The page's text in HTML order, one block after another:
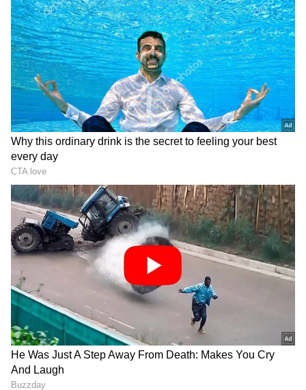
ಈ ಬಗ್ಗೆ ಸರಣಿ ಟ್ವೀಟ್ ಮಾಡಿರುವ ಕುಮಾರಸ್ವಾಮಿ,
ಅಸೆಂಬ್ಲಿಯಲ್ಲಿ ನಿರ್ಣಯ ಕೈಗೊಳ್ಳುತ್ತೇವೆ. ನಾವು ನೀಟ್
ವಿರೋಧಿಸುತ್ತೇವೆ. ಮಕ್ಕಳ ಜೀವಕ್ಕೆ ಕುಣಿಕೆ ಬಿಗಿದು ಕಂಡವರ
ಜೇಬು ಭರ್ತಿ ಮಾಡುವ ಈ ದಂಧೆ ಬೇಕಿಲ್ಲ. ಅದಕ್ಕೆ
ಚರಮಗೀತೆ ಹಾಡುತ್ತವೆ ಎಂದಿದ್ದಾರೆ.
ಕುಮಾರಸ್ವಾಮಿ ಸರಣಿ ಟ್ವೀಟ್
ಪ್ರಶ್ನೆ ಮಾಡಿದರೆ ದ್ರೋಹವೇ? ಧನದಾಹವೇ? ಕರ್ನಾಟಕದ
ಉನ್ನತ ಶಿಕ್ಷಣ ಸಚಿವರು ಕಟ್ಟಿರುವ ಈ ಹಣಿಪಟ್ಟಿ ಬಗ್ಗೆ ಏನೂ
ಹೇಳಬೇಕೋ ಕಾಣೆ. ನೀಟ್ ವಿರೋಧಿಸುವವರು
DOWNLOAD APP